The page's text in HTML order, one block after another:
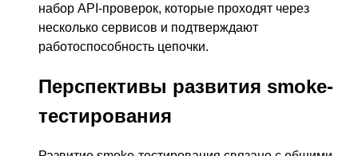
набор API-проверок, которые проходят через
несколько сервисов и подтверждают
работоспособность цепочки.
Перспективы развития smoke-
тестирования